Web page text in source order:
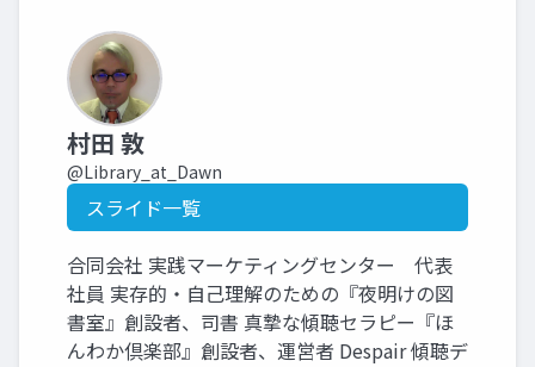
村田 敦
@Library_at_Dawn
スライド一覧
合同会社 実践マーケティングセンター 代表
社員 実存的・自己理解のための『夜明けの図
書室』創設者、司書 真摯な傾聴セラピー『ほ
んわか倶楽部』創設者、運営者 Despair 傾聴デ